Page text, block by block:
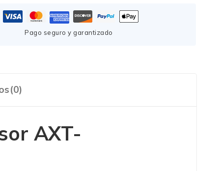
Pago seguro y garantizado
AXT-